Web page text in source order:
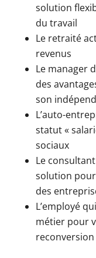
solution
du travail
Le retraité
revenus
Le manager
des
son
L’auto-
statut «
sociaux
Le
solution
des
L’employé
métier pour